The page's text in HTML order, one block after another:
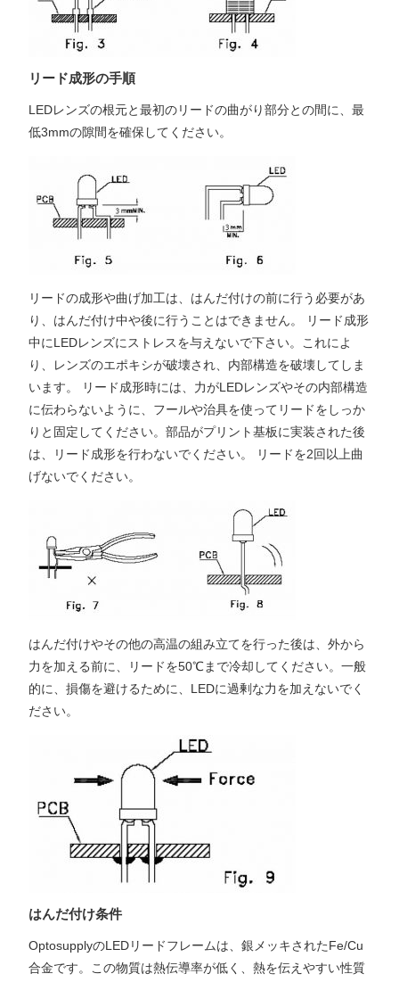
リード成形の手順
LEDレンズの根元と最初のリードの曲がり部分との間に、最
低3mmの隙間を確保してください。
リードの成形や曲げ加工は、はんだ付けの前に行う必要があ
り、はんだ付け中や後に行うことはできません。 リード成形
中にLEDレンズにストレスを与えないで下さい。これによ
り、レンズのエポキシが破壊され、内部構造を破壊してしま
います。 リード成形時には、力がLEDレンズやその内部構造
に伝わらないように、フールや治具を使ってリードをしっか
りと固定してください。部品がプリント基板に実装された後
は、リード成形を行わないでください。 リードを2回以上曲
げないでください。
はんだ付けやその他の高温の組み立てを行った後は、外から
力を加える前に、リードを50℃まで冷却してください。一般
的に、損傷を避けるために、LEDに過剰な力を加えないでく
ださい。
はんだ付け条件
OptosupplyのLEDリードフレームは、銀メッキされたFe/Cu
合金です。この物質は熱伝導率が低く、熱を伝えやすい性質